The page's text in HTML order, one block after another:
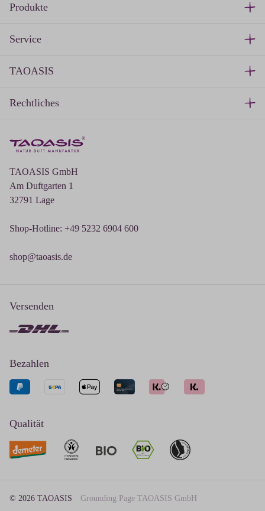
TAOASIS GmbH
Am Duftgarten 1
32791 Lage
Shop-Hotline: +49 5232 6904 600
shop@taoasis.de
Produkte
Service
TAOASIS
Rechtliches
Versenden
Bezahlen
Qualität
© 2026 TAOASIS Grounding Page TAOASIS GmbH